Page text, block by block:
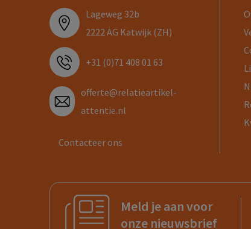
Lageweg 32b
2222 AG Katwijk (ZH)
+31 (0)71 408 01 63
offerte@relatieartikel-
attentie.nl
Contacteer ons
Meld je aan voor
onze nieuwsbrief